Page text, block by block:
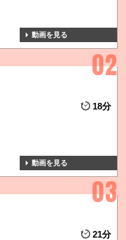
動画を見る
18分
動画を見る
21分